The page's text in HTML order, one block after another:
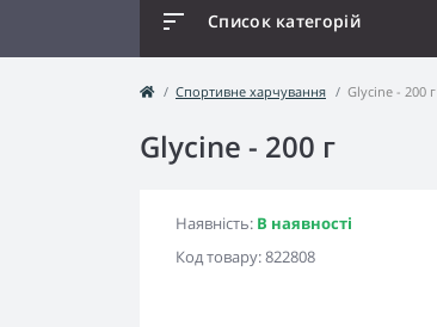
Список категорій
Спортивне харчування Glycine - 200 г
Glycine - 200 г
Наявність: В наявності
Код товару:822808